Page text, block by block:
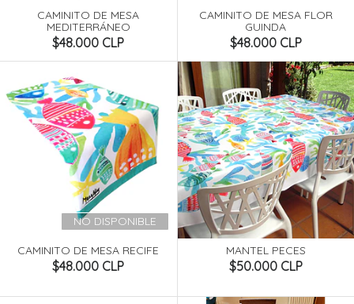
CAMINITO DE MESA
MEDITERRÁNEO
$48.000 CLP
CAMINITO DE MESA FLOR
GUINDA
$48.000 CLP
NO DISPONIBLE
CAMINITO DE MESA RECIFE
$48.000 CLP
MANTEL PECES
$50.000 CLP